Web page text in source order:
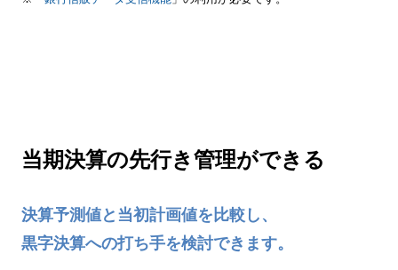
当期決算の先行き管理ができる
決算予測値と当初計画値を比較し、
黒字決算への打ち手を検討できます。